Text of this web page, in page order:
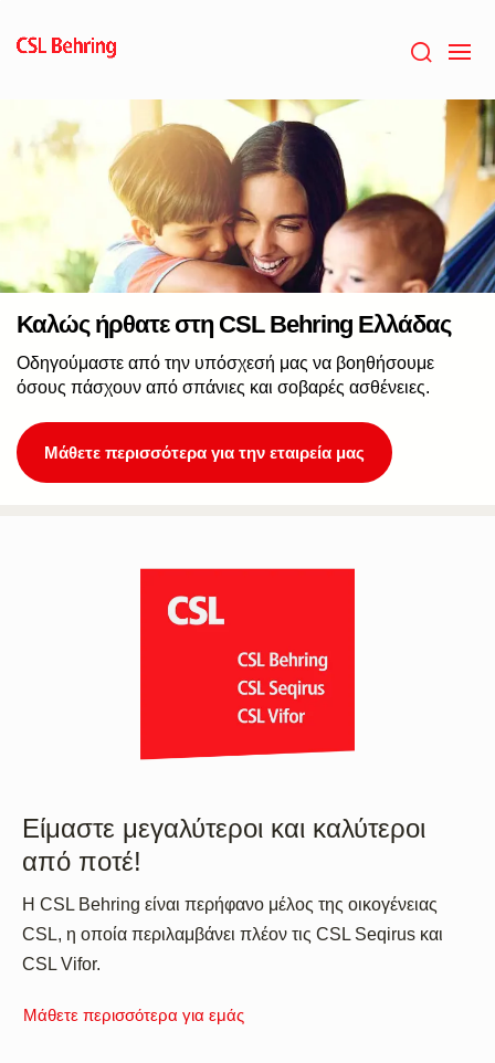
main
Καλώς ήρθατε στη CSL Behring Ελλάδας
Οδηγούμαστε από την υπόσχεσή μας να βοηθήσουμε
όσους πάσχουν από σπάνιες και σοβαρές ασθένειες.
Μάθετε περισσότερα για την εταιρεία μας
Είμαστε μεγαλύτεροι και καλύτεροι
από ποτέ!
Η CSL Behring είναι περήφανο μέλος της οικογένειας
CSL, η οποία περιλαμβάνει πλέον τις CSL Seqirus και
CSL Vifor.
Μάθετε περισσότερα για εμάς